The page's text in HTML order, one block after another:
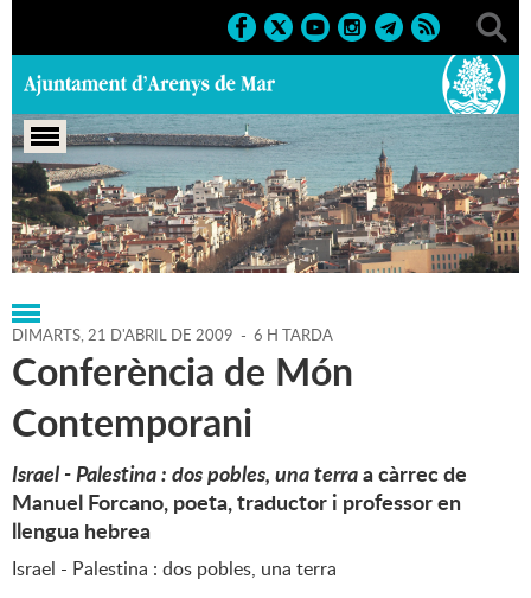
Portada > Regidories > Cultura > Agenda > 21-04-2009
DIMARTS,21 D'ABRIL DE 2009 - 6 H TARDA
Conferència de Món
Contemporani
Israel - Palestina : dos pobles, una terraa càrrec de
Manuel Forcano, poeta, traductor i professor en
llengua hebrea
Israel - Palestina : dos pobles, una terra